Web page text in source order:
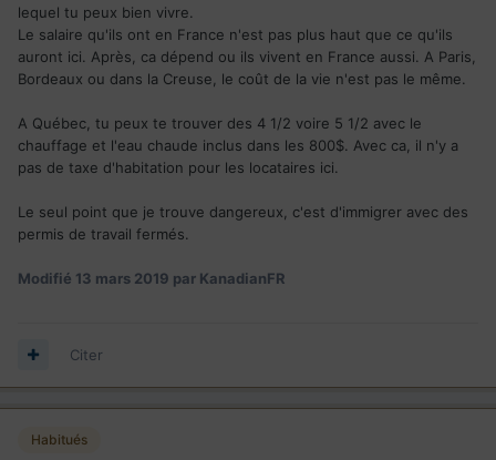
lequel tu peux bien vivre.
Le salaire qu'ils ont en France n'est pas plus haut que ce qu'ils
auront ici. Après, ca dépend ou ils vivent en France aussi. A Paris,
Bordeaux ou dans la Creuse, le coût de la vie n'est pas le même.
A Québec, tu peux te trouver des 4 1/2 voire 5 1/2 avec le
chauffage et l'eau chaude inclus dans les 800$. Avec ca, il n'y a
pas de taxe d'habitation pour les locataires ici.
Le seul point que je trouve dangereux, c'est d'immigrer avec des
permis de travail fermés.
Modifié 13 mars 2019 par KanadianFR
Citer
Habitués